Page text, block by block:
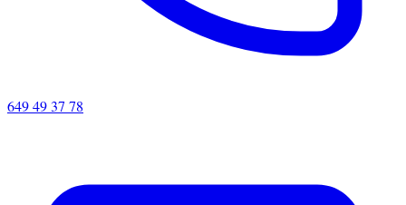
649 49 37 78